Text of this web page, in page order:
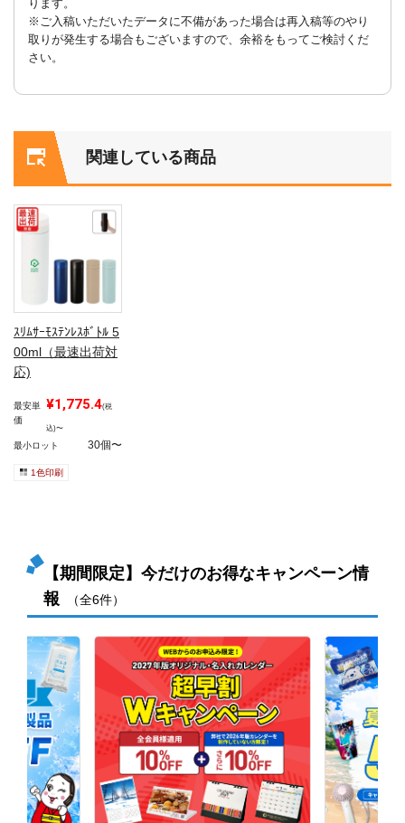
ります。
※ご入稿いただいたデータに不備があった場合は再入稿等のやり
取りが発生する場合もございますので、余裕をもってご検討くだ
さい。
関連している商品
ｽﾘﾑｻｰﾓｽﾃﾝﾚｽﾎﾞﾄﾙ 5
00ml（最速出荷対
応)
最安単
価
¥1,775.4(税
込)〜
最小ロット 30個〜
1色印刷
【期間限定】今だけのお得なキャンペーン情
報
（全6件）